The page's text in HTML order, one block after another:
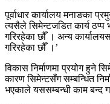
पूर्वाधार कार्यालय मनाङका
त्यसैले सिमेन्टजडित कार्य ठप्प
गरिरहेका छौँ । अन्य
गरिरहेका छौँ ।’
विकास निर्माणमा प्रयोग हुने
कारण सिमेन्टसँग सम्बन्धित
भएकाले यससम्बन्धी काम बन्द